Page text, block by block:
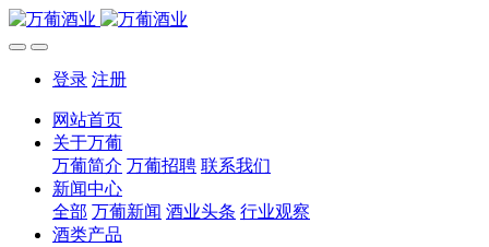
登录 注册
网站首页
关于万葡
万葡简介 万葡招聘 联系我们
新闻中心
全部 万葡新闻 酒业头条 行业观察
酒类产品